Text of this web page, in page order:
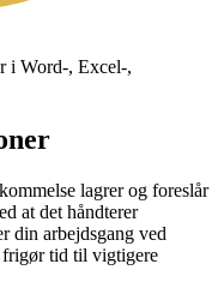
i Word-, Excel-,
lagrer og foreslår
at det håndterer
din arbejdsgang ved
frigør tid til vigtigere